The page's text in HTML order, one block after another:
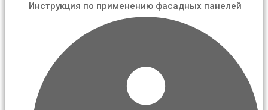
Инструкция по применению фасадных панелей